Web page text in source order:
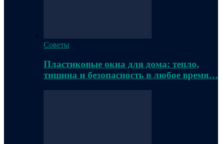
Советы
Пластиковые окна для дома: тепло,
тишина и безопасность в любое время…